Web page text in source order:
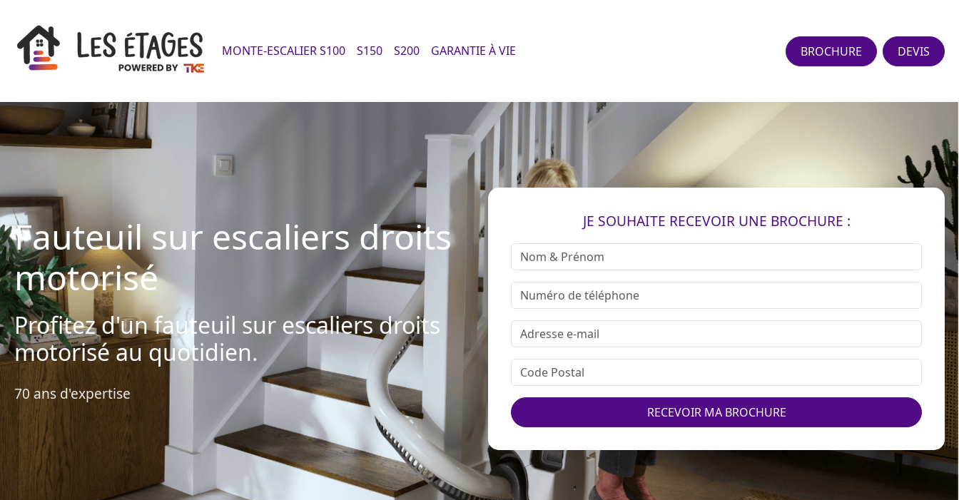
MONTE-ESCALIER S100 S150 S200 GARANTIE À VIE BROCHURE DEVIS
Fauteuil sur escaliers droits
motorisé
Profitez d'un fauteuil sur escaliers droits
motorisé au quotidien.
70 ans d'expertise
JE SOUHAITE RECEVOIR UNE BROCHURE :
RECEVOIR MA BROCHURE